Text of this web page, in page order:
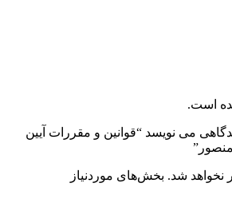
است.
می نویسد “قوانین و مقررات آیین
نخواهد شد. بخش‌های موردنیاز